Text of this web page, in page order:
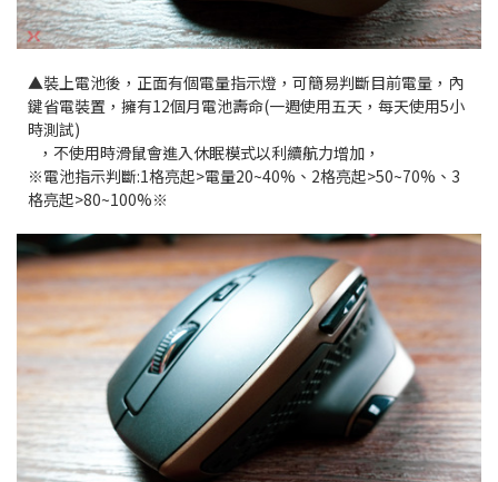
▲裝上電池後，正面有個電量指示燈，可簡易判斷目前電量，內
鍵省電裝置，擁有12個月電池壽命(一週使用五天，每天使用5小
時測試)
，不使用時滑鼠會進入休眠模式以利續航力增加，
※電池指示判斷:1格亮起>電量20~40%、2格亮起>50~70%、3
格亮起>80~100%※